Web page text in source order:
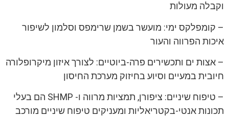
וקבלה מעולות
– קומפלקס ימי: מועשר בשמן שרימפס וסלמון לשיפור
איכות הפרווה והעור
– אצות ים ותכשירים פרה-ביוטיים: לצורך איזון מיקרופלורה
חיובית במעיים וסיוע בחיזוק מערכת החיסון
– טיפוח שיניים: ציפורן, תמציות מרווה ו- SHMP הם בעלי
תכונות אנטי-בקטריאליות ומעניקים טיפוח שיניים מורכב